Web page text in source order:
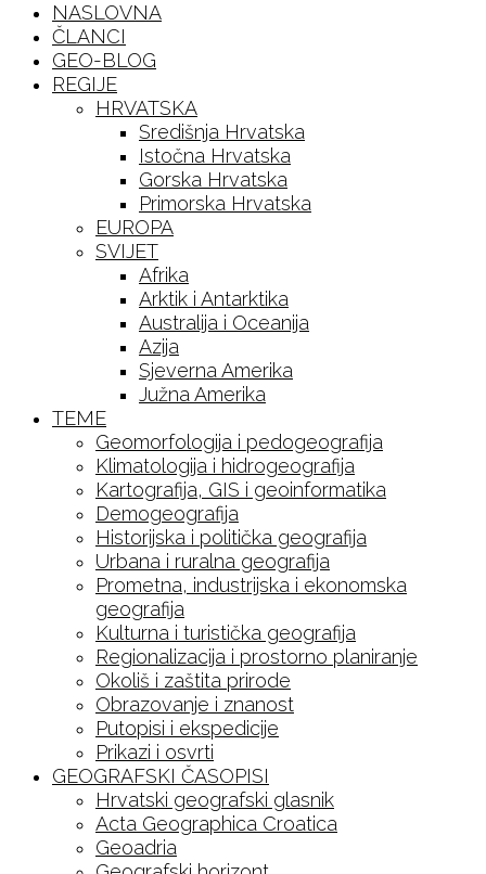
NASLOVNA
ČLANCI
GEO-BLOG
REGIJE
HRVATSKA
Središnja Hrvatska
Istočna Hrvatska
Gorska Hrvatska
Primorska Hrvatska
EUROPA
SVIJET
Afrika
Arktik i Antarktika
Australija i Oceanija
Azija
Sjeverna Amerika
Južna Amerika
TEME
Geomorfologija i pedogeografija
Klimatologija i hidrogeografija
Kartografija, GIS i geoinformatika
Demogeografija
Historijska i politička geografija
Urbana i ruralna geografija
Prometna, industrijska i ekonomska
geografija
Kulturna i turistička geografija
Regionalizacija i prostorno planiranje
Okoliš i zaštita prirode
Obrazovanje i znanost
Putopisi i ekspedicije
Prikazi i osvrti
GEOGRAFSKI ČASOPISI
Hrvatski geografski glasnik
Acta Geographica Croatica
Geoadria